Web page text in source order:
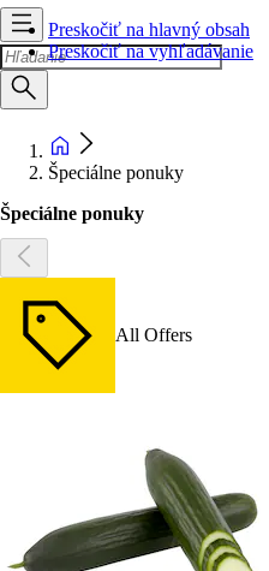
Preskočiť na hlavný obsah
Preskočiť na vyhľadávanie
Špeciálne ponuky
Špeciálne ponuky
All Offers